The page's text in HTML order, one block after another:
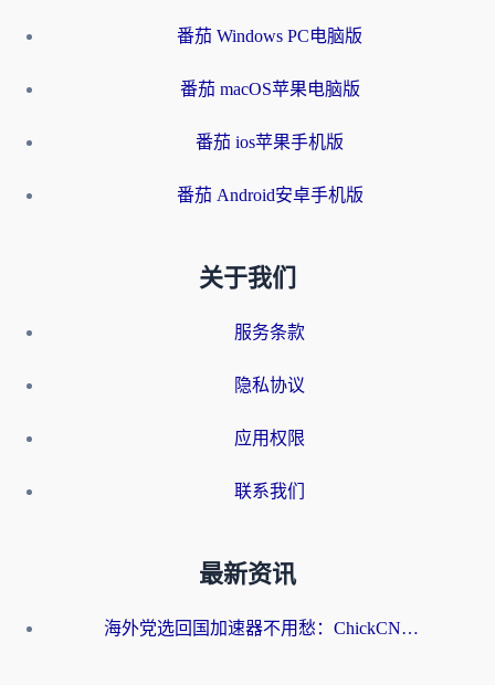
番茄 Windows PC电脑版
番茄 macOS苹果电脑版
番茄 ios苹果手机版
番茄 Android安卓手机版
关于我们
服务条款
隐私协议
应用权限
联系我们
最新资讯
海外党选回国加速器不用愁：ChickCN和洞见哪个好？一篇搞定所有疑问